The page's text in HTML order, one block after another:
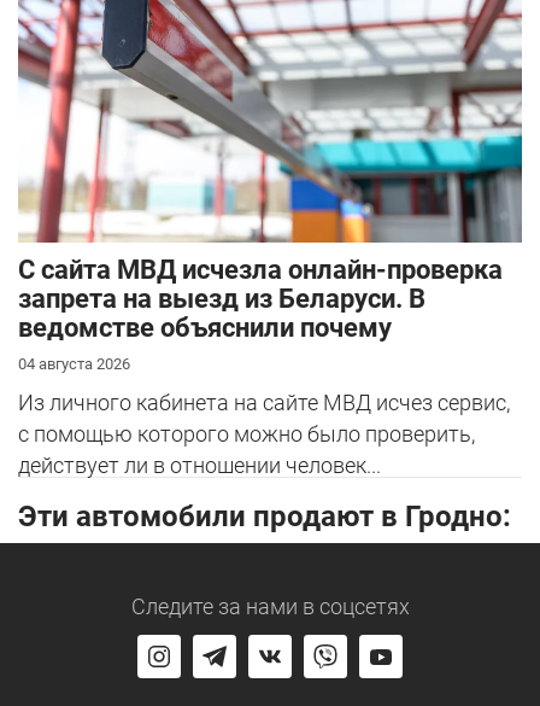
С сайта МВД исчезла онлайн-проверка
запрета на выезд из Беларуси. В
ведомстве объяснили почему
04 августа 2026
Из личного кабинета на сайте МВД исчез сервис,
с помощью которого можно было проверить,
действует ли в отношении человек...
Эти автомобили продают в Гродно:
Следите за нами в соцсетях